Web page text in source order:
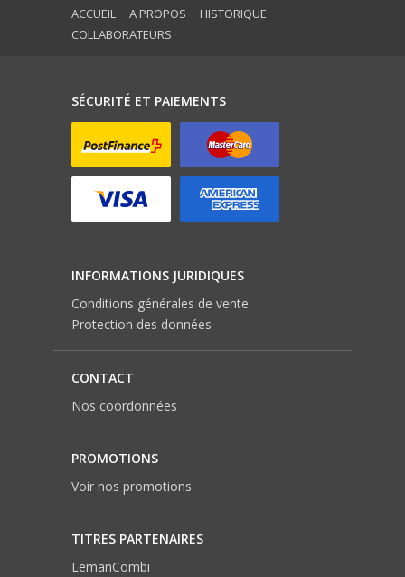
ACCUEIL A PROPOS
HISTORIQUE
COLLABORATEURS
SÉCURITÉ ET PAIEMENTS
INFORMATIONS JURIDIQUES
Conditions générales de vente
Protection des données
CONTACT
Nos coordonnées
PROMOTIONS
Voir nos promotions
TITRES PARTENAIRES
LemanCombi